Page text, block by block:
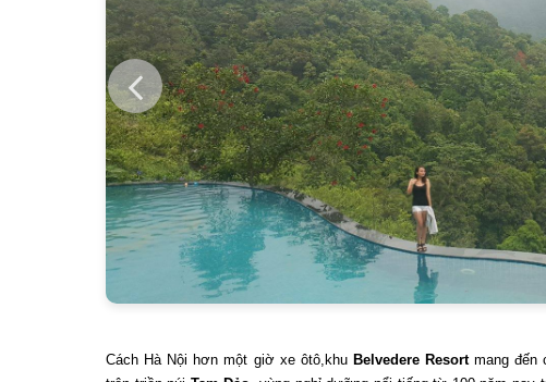
Cách Hà Nội hơn một giờ xe ôtô,khu Belvedere Resortmang đến